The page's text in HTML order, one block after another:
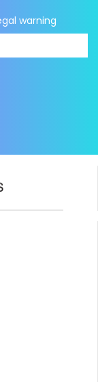
warning